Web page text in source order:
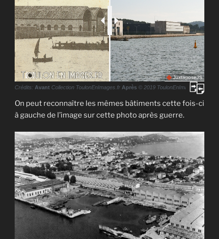
JuxtaposeJS
Crédits: Avant Collection ToulonEnImages.fr Après © 2019 ToulonEnImages.fr
On peut reconnaître les mêmes bâtiments cette fois-ci
à gauche de l’image sur cette photo après guerre.